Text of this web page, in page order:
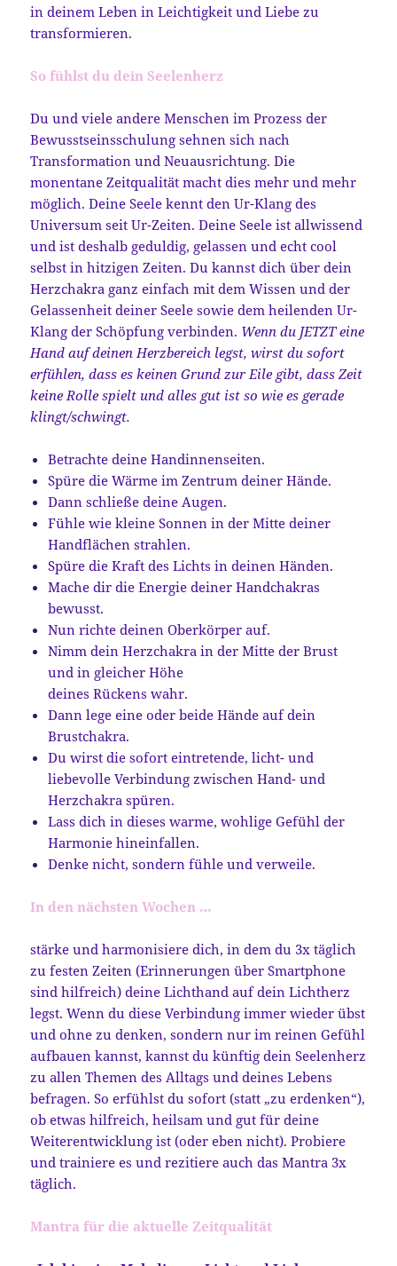
in deinem Leben in Leichtigkeit und Liebe zu
transformieren.
So fühlst du dein Seelenherz
Du und viele andere Menschen im Prozess der
Bewusstseinsschulung sehnen sich nach
Transformation und Neuausrichtung. Die
monentane Zeitqualität macht dies mehr und mehr
möglich. Deine Seele kennt den Ur-Klang des
Universum seit Ur-Zeiten. Deine Seele ist allwissend
und ist deshalb geduldig, gelassen und echt cool
selbst in hitzigen Zeiten. Du kannst dich über dein
Herzchakra ganz einfach mit dem Wissen und der
Gelassenheit deiner Seele sowie dem heilenden Ur-
Klang der Schöpfung verbinden. Wenn du JETZT eine
Hand auf deinen Herzbereich legst, wirst du sofort
erfühlen, dass es keinen Grund zur Eile gibt, dass Zeit
keine Rolle spielt und alles gut ist so wie es gerade
klingt/schwingt.
Betrachte deine Handinnenseiten.
Spüre die Wärme im Zentrum deiner Hände.
Dann schließe deine Augen.
Fühle wie kleine Sonnen in der Mitte deiner
Handflächen strahlen.
Spüre die Kraft des Lichts in deinen Händen.
Mache dir die Energie deiner Handchakras
bewusst.
Nun richte deinen Oberkörper auf.
Nimm dein Herzchakra in der Mitte der Brust
und in gleicher Höhe
deines Rückens wahr.
Dann lege eine oder beide Hände auf dein
Brustchakra.
Du wirst die sofort eintretende, licht- und
liebevolle Verbindung zwischen Hand- und
Herzchakra spüren.
Lass dich in dieses warme, wohlige Gefühl der
Harmonie hineinfallen.
Denke nicht, sondern fühle und verweile.
In den nächsten Wochen …
stärke und harmonisiere dich, in dem du 3x täglich
zu festen Zeiten (Erinnerungen über Smartphone
sind hilfreich) deine Lichthand auf dein Lichtherz
legst. Wenn du diese Verbindung immer wieder übst
und ohne zu denken, sondern nur im reinen Gefühl
aufbauen kannst, kannst du künftig dein Seelenherz
zu allen Themen des Alltags und deines Lebens
befragen. So erfühlst du sofort (statt „zu erdenken“),
ob etwas hilfreich, heilsam und gut für deine
Weiterentwicklung ist (oder eben nicht). Probiere
und trainiere es und rezitiere auch das Mantra 3x
täglich.
Mantra für die aktuelle Zeitqualität